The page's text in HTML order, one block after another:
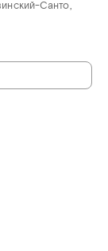
Санто,